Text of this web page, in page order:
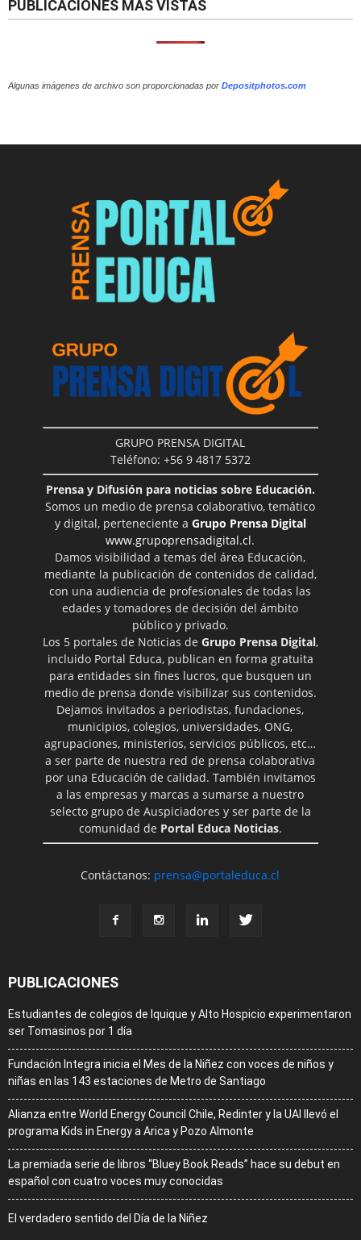
PUBLICACIONES MÁS VISTAS
Algunas imágenes de archivo son proporcionadas por Depositphotos.com
GRUPO PRENSA DIGITAL
Teléfono: +56 9 4817 5372
Prensa y Difusión para noticias sobre Educación.
Somos un medio de prensa colaborativo, temático
y digital, perteneciente a Grupo Prensa Digital
www.grupoprensadigital.cl.
Damos visibilidad a temas del área Educación,
mediante la publicación de contenidos de calidad,
con una audiencia de profesionales de todas las
edades y tomadores de decisión del ámbito
público y privado.
Los 5 portales de Noticias de Grupo Prensa Digital,
incluido Portal Educa, publican en forma gratuita
para entidades sin fines lucros, que busquen un
medio de prensa donde visibilizar sus contenidos.
Dejamos invitados a periodistas, fundaciones,
municipios, colegios, universidades, ONG,
agrupaciones, ministerios, servicios públicos, etc…
a ser parte de nuestra red de prensa colaborativa
por una Educación de calidad. También invitamos
a las empresas y marcas a sumarse a nuestro
selecto grupo de Auspiciadores y ser parte de la
comunidad de Portal Educa Noticias.
Contáctanos: prensa@portaleduca.cl
PUBLICACIONES
Estudiantes de colegios de Iquique y Alto Hospicio experimentaron
ser Tomasinos por 1 día
Fundación Integra inicia el Mes de la Niñez con voces de niños y
niñas en las 143 estaciones de Metro de Santiago
Alianza entre World Energy Council Chile, Redinter y la UAI llevó el
programa Kids in Energy a Arica y Pozo Almonte
La premiada serie de libros “Bluey Book Reads” hace su debut en
español con cuatro voces muy conocidas
El verdadero sentido del Día de la Niñez